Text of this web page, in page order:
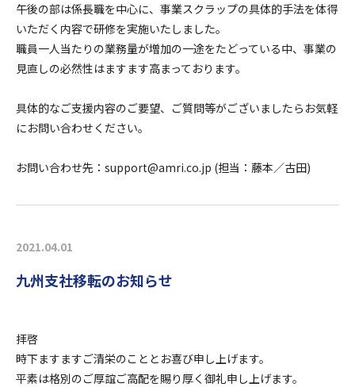
午後の部は係長職を中心に、事業スクラップの具体的手法を体得
いただく内容で研修を実施いたしました。
職員一人当たりの業務量が増加の一途をたどっている中、事業の
見直しの必然性はますます高まっております。
具体的なご支援内容のご要望、ご質問等がございましたらお気軽
にお問い合わせください。
お問い合わせ先：support@amri.co.jp (担当：藤本／古田)
2021.04.01
九州支社移転のお知らせ
拝啓
時下ますますご清栄のこととお喜び申し上げます。
平素は格別のご厚誼ご高配を賜り厚く御礼申し上げます。